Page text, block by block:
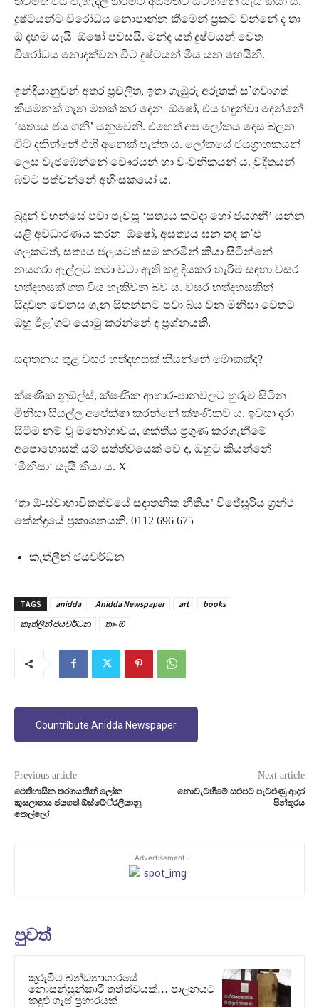
දුෂ්ටයන්ට විරෝධය නොපාන්න කීමෙන් ප‍්‍රකට වන්නේ ද තා
ඕ දහම යැයි ඕෂෝ පවසයි. මන්ද යත් දුෂ්ටයන් වෙත
විරෝධය නොදක්වන විට දුෂ්ටයන් මිය යන හෙයිනි.
ඉන්දියානුවන් අතර ප‍්‍රචලිත, ඉතා ගැඹුරු අරුතක් ස`ගවාගත්
කියමනක් ගැන මතක් කර දෙන ඕෂෝ, එය හඳුන්වා දෙන්නේ
‘සත්‍යය ජය ගනී’ යනුවෙනි. එහෙත් අප ලෝකය දෙස බලන
විට දකින්නේ එහි අනෙක් පැත්ත ය. ලෝකයේ ජයග‍්‍රාහකයන්
ලෙස වැජඹෙන්නේ චෞරයන් හා වංචනිකයන් ය. චුදිතයන්
බවට පත්වන්නේ අහිංසකයෝ ය.
බුදුන් වහන්සේ පවා පැවසූ ‘සත්‍යය කවදා හෝ ජයගනී’ යන්න
යළි අවධාරණය කරන ඕෂෝ, අසත්‍යය ඝන තද ක`ඵ
ගලකටත්, සත්‍යය ජලයටත් සම කරමින් කියා සිටින්නේ
නයගරා ඇල්ලට තමා වටා ඇති කඳු දියකර හැරීම සඳහා වසර
හත්දහසක් ගත විය හැකිවන බව ය. වසර හත්දහසකින්
සිදුවන වෙනස ගැන සිතන්නට පවා බිය වන මිනිසා වෙතට
ඔහු ඊළ`ගට යොමු කරන්නේ ද ප‍්‍රශ්නයකි.
සදාතනය තුළ වසර හත්දහසක් කියන්නේ මොකක්ද?
ක්ෂණික නූඞ්ල්ස්, ක්ෂණික ආහාර-පානවලට හුරුව සිටින
මිනිසා සියල්ල අපේක්ෂා කරන්නේ ක්ෂණිකව ය. ඉවසා දරා
සිටීම නම් වූ මනෝභාවය, ශක්තිය ප‍්‍රගුණ කරගැනීමේ
අපොහොසත් යම් සත්ත්වයෙක් වේ ද, ඔහුට කියන්නේ
‘මිනිසා‘ යැයි කියා ය. X
‘තා ඕ-ස්වාභාවිකත්වයේ සදාතනික නීතිය’ විජේසූරිය ග‍්‍රන්ථ
කේන්ද්‍රයේ ප‍්‍රකාශනයකි. 0112 696 675
කැත්ලීන් ජයවර්ධන
TAGS anidda Anidda Newspaper art
books
කැත්ලීන් ජයවර්ධන
තා- ඕ
Countribute Anidda Newspaper
Previous article
ඓතිහාසික තරගයකින් ලෝක
කුසලානය ජයගත් ඕස්ටේ‍්‍රලියානු
කෙල්ලෝ
Next article
නොවැටහීමේ සළුපට පැටළුණු ආදර
පින්තූරය
- Advertisement -
පුවත්
කුරුවිට බන්ධනාගාරයේ
නොසන්සුන්කාරී තත්ත්වයක්… පාලනයට
කඳුළු ගෑස් ප්‍රහාරයක්